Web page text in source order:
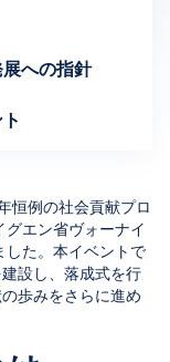
恒例の社会貢献プロ
エン省ヴォーナイ
した。本イベントで
設し、落成式を行
歩みをさらに進め
への指針